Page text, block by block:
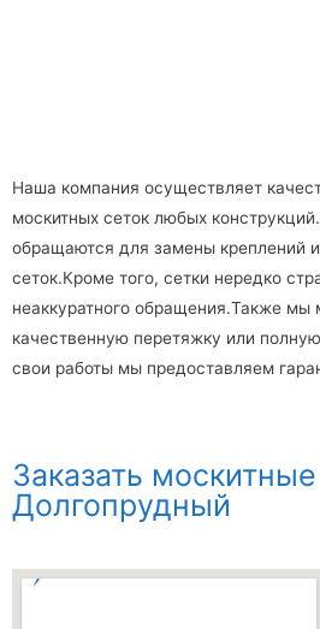
Наша компания осуществляет
москитных сеток любых
обращаются для замены креплений
сеток.Кроме того, сетки нередко
неаккуратного обращения.Также мы
качественную перетяжку или
свои работы мы предоставляем
Заказать
Долгопрудный